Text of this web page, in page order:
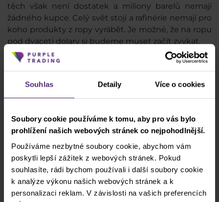
Souhlas Detaily Více o cookies
Soubory cookie používáme k tomu, aby pro vás bylo
prohlížení našich webových stránek co nejpohodlnější.
Používáme nezbytné soubory cookie, abychom vám
poskytli lepší zážitek z webových stránek. Pokud
souhlasíte, rádi bychom používali i další soubory cookie
k analýze výkonu našich webových stránek a k
personalizaci reklam. V závislosti na vašich preferencích
těch však není dostatek a miliony barelů nemají
žádného kupce. Celý svět stojí a rafinérie nemají pro
koho produkty z ropy vyrábět. Je možné, že na ropu
pod dvaceti dolary si budeme muset začít zvykat.
Co nového v Purple Trading, Market Shot,
podpultovky, tržní analýzy a články...
Odebírat
* Beru na vědomí a přijímám, že mé osobní údaje budou zpracovány v
souladu se zásadami ochrany osobních údajů , včetně marketingových
a propagačních účelů. Dále potvrzuji, beru na vědomí a přijímám
informace o pořizování audiovizuálních záznamů, stejně jako
a zveřejnění rizik